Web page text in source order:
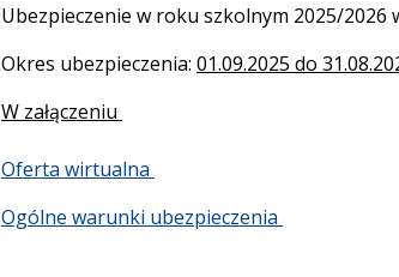
Ubezpieczenie w roku szkolnym 2025/2026
Okres ubezpieczenia: 01.09.2025 do
W załączeniu
Oferta wirtualna
Ogólne warunki ubezpieczenia